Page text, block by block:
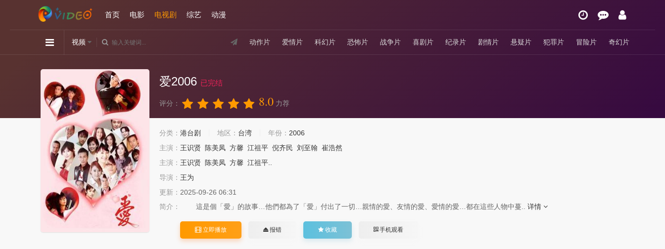
首页 电影 电视剧 综艺 动漫
动作片 爱情片 科幻片 恐怖片 战争片 喜剧片 纪录片 剧情片 悬疑片 犯罪片 冒险片 奇幻片
视频
爱2006 已完结
评分： 8.0 力荐
分类： 港台剧 地区： 台湾 年份： 2006
主演： 王识贤 陈美凤 方馨 江祖平 倪齐民 刘至翰 崔浩然
主演： 王识贤 陈美凤 方馨 江祖平..
导演： 王为
更新： 2025-09-26 06:31
简介：
這是個「愛」的故事…他們都為了「愛」付出了一切…親情的愛、友情的愛、愛情的愛…都在這些人物中蔓.. 详情
立即播放 报错 收藏 手机观看